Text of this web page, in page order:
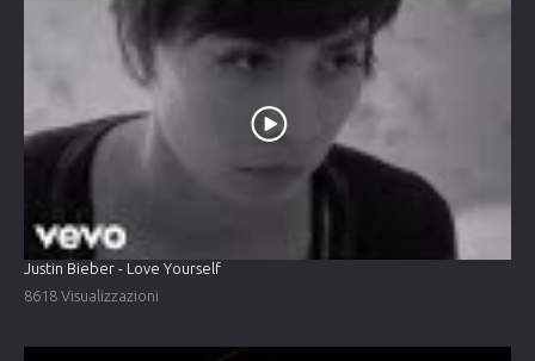
Justin Bieber - Love Yourself
8618 Visualizzazioni